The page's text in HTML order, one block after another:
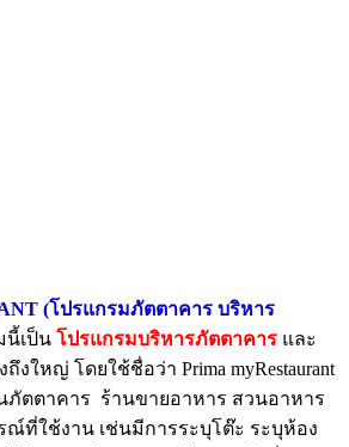
(โปรแกรมภัตตาคาร บริหาร
นี้เป็น โปรแกรมบริหารภัตตาคาร และ
ใหญ่ โดยใช้ชื่อว่า Prima myRestaurant
ภัตตาคาร ร้านขายอาหาร สวนอาหาร
ณ์ที่ใช้งาน เช่นมีการระบุโต๊ะ ระบุห้อง